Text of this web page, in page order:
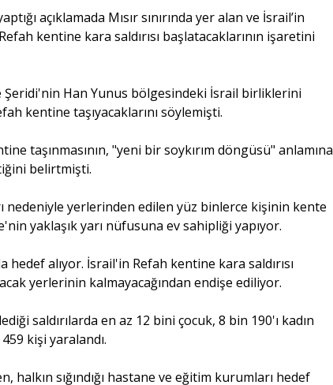
açıklamada Mısır sınırında yer alan ve İsrail’in
kentine kara saldırısı başlatacaklarının işaretini
Şeridi'nin Han Yunus bölgesindeki İsrail birliklerini
kentine taşıyacaklarını söylemişti.
taşınmasının, "yeni bir soykırım döngüsü" anlamına
belirtmişti.
nedeniyle yerlerinden edilen yüz binlerce kişinin kente
yaklaşık yarı nüfusuna ev sahipliği yapıyor.
hedef alıyor. İsrail'in Refah kentine kara saldırısı
yerlerinin kalmayacağından endişe ediliyor.
saldırılarda en az 12 bini çocuk, 8 bin 190'ı kadın
kişi yaralandı.
sığındığı hastane ve eğitim kurumları hedef